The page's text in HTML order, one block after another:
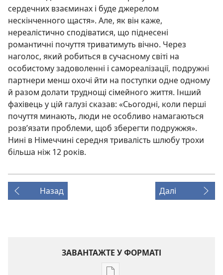
сердечних взаєминах і буде джерелом
нескінченного щастя». Але, як він каже,
нереалістично сподіватися, що піднесені
романтичні почуття триватимуть вічно. Через
наголос, який робиться в сучасному світі на
особистому задоволенні і самореалізації, подружні
партнери менш охочі йти на поступки одне одному
й разом долати труднощі сімейного життя. Інший
фахівець у цій галузі сказав: «Сьогодні, коли перші
почуття минають, люди не особливо намагаються
розв’язати проблеми, щоб зберегти подружжя».
Нині в Німеччині середня тривалість шлюбу трохи
більша ніж 12 років.
Назад Далі
ЗАВАНТАЖТЕ У ФОРМАТІ